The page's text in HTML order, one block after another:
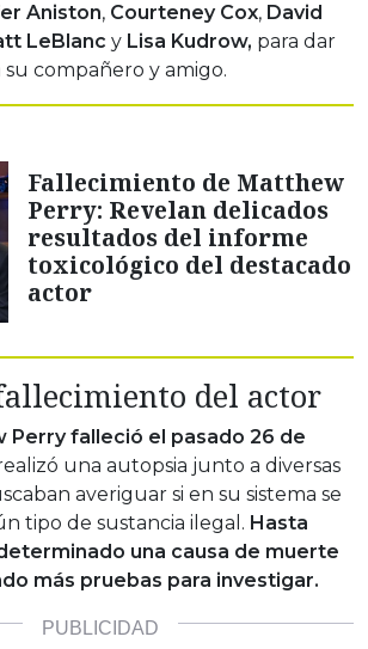
Aniston, Courteney Cox, David
LeBlanc y Lisa Kudrow, para dar
compañero y amigo.
Fallecimiento de Matthew
Perry: Revelan delicados
resultados del informe
toxicológico del destacado
actor
del actor
Perry falleció el pasado 26 de
una autopsia junto a diversas
averiguar si en su sistema se
tipo de sustancia ilegal. Hasta
una causa de muerte
más pruebas para investigar.